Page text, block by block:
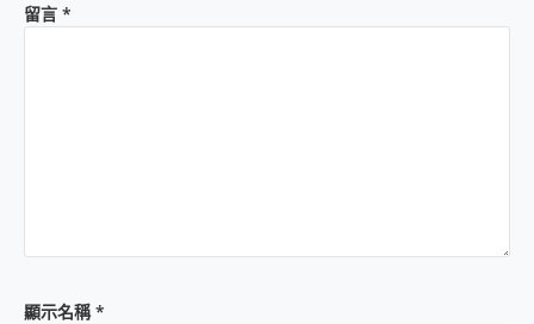
留言 *
顯示名稱*